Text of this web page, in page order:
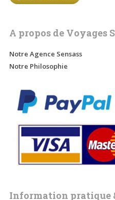
A propos de Voyages
Notre Agence Sensass
Notre Philosophie
Information pratique